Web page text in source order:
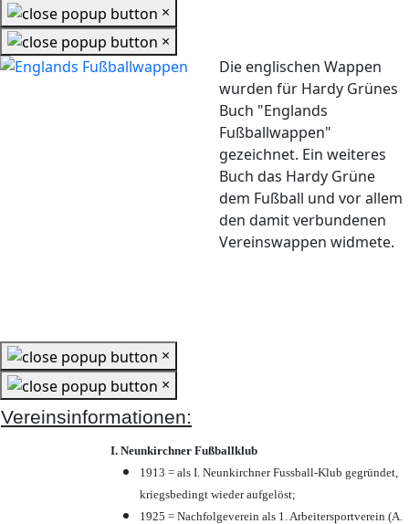
×
×
Die englischen Wappen
wurden für Hardy Grünes
Buch "Englands
Fußballwappen"
gezeichnet. Ein weiteres
Buch das Hardy Grüne
dem Fußball und vor allem
den damit verbundenen
Vereinswappen widmete.
×
×
Vereinsinformationen:
I. Neunkirchner Fußballklub
1913 = als I. Neunkirchner Fussball-Klub gegründet,
kriegsbedingt wieder aufgelöst;
1925 = Nachfolgeverein als 1. Arbeitersportverein (A.